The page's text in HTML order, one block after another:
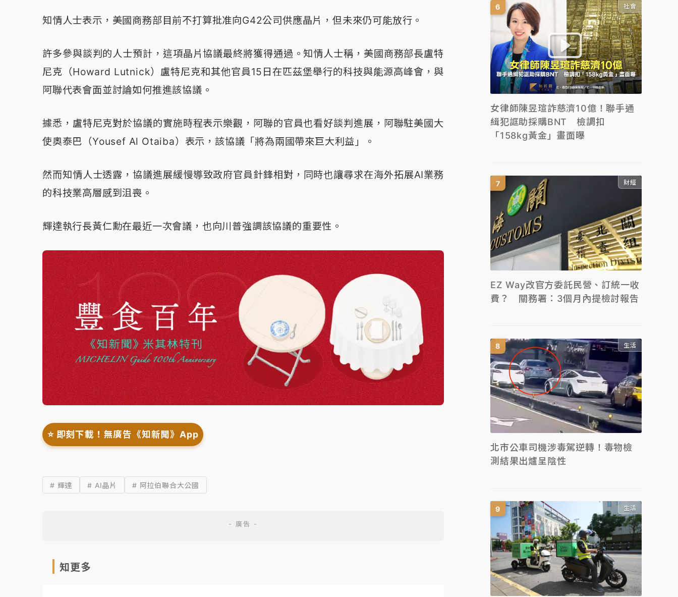
知情人士表示，美國商務部目前不打算批准向G42公司供應晶片，但未來仍可能放行。
許多參與談判的人士預計，這項晶片協議最終將獲得通過。知情人士稱，美國商務部長盧特
尼克（Howard Lutnick）盧特尼克和其他官員15日在匹茲堡舉行的科技與能源高峰會，與
阿聯代表會面並討論如何推進該協議。
據悉，盧特尼克對於協議的實施時程表示樂觀，阿聯的官員也看好談判進展，阿聯駐美國大
使奧泰巴（Yousef Al Otaiba）表示，該協議「將為兩國帶來巨大利益」。
然而知情人士透露，協議進展緩慢導致政府官員針鋒相對，同時也讓尋求在海外拓展AI業務
的科技業高層感到沮喪。
輝達執行長黃仁勳在最近一次會議，也向川普強調該協議的重要性。
⭐️ 即刻下載！無廣告《知新聞》App
# 輝達 # AI晶片 # 阿拉伯聯合大公國
知更多
社會
女律師陳昱瑄詐慈濟10億！聯手通
緝犯誆助採購BNT 檢調扣
「158kg黃金」畫面曝
財經
EZ Way改官方委託民營、訂統一收
費？ 關務署：3個月內提檢討報告
生活
北市公車司機涉毒駕逆轉！毒物檢
測結果出爐呈陰性
生活